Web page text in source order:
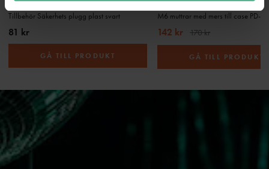
Tillbehör Säkerhets plugg plast svart
81 kr
GÅ TILL PRODUKT
142 kr 170 kr
GÅ TILL PRODUKT